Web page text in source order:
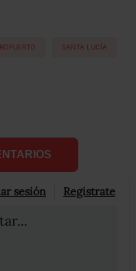
SANTA LUCÍA
sesión Registrate